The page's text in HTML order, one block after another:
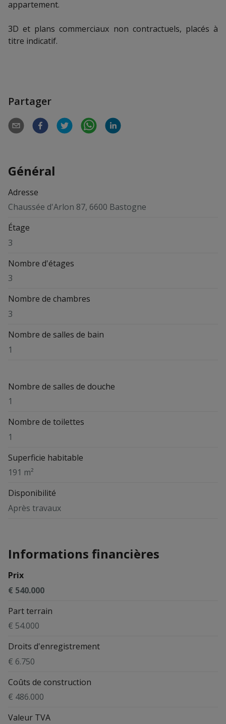
appartement.
3D et plans commerciaux non contractuels, placés à
titre indicatif.
Partager
Général
Adresse
Chaussée d'Arlon 87, 6600 Bastogne
Étage
3
Nombre d'étages
3
Nombre de chambres
3
Nombre de salles de bain
1
Nombre de salles de douche
1
Nombre de toilettes
1
Superficie habitable
191 m²
Disponibilité
Après travaux
Informations financières
Prix
€ 540.000
Part terrain
€ 54.000
Droits d'enregistrement
€ 6.750
Coûts de construction
€ 486.000
Valeur TVA